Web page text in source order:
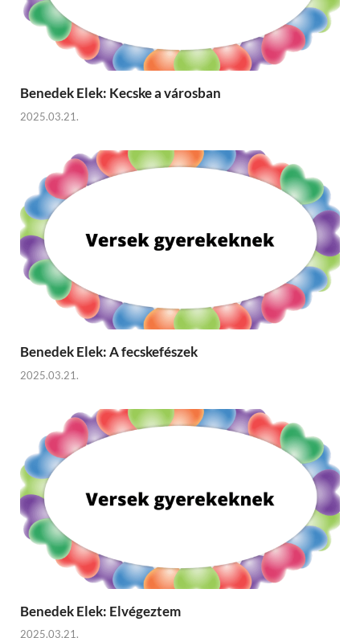
Benedek Elek: Kecske a városban
2025.03.21.
Benedek Elek: A fecskefészek
2025.03.21.
Benedek Elek: Elvégeztem
2025.03.21.